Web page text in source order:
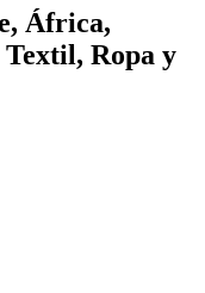
África,
Ropa y